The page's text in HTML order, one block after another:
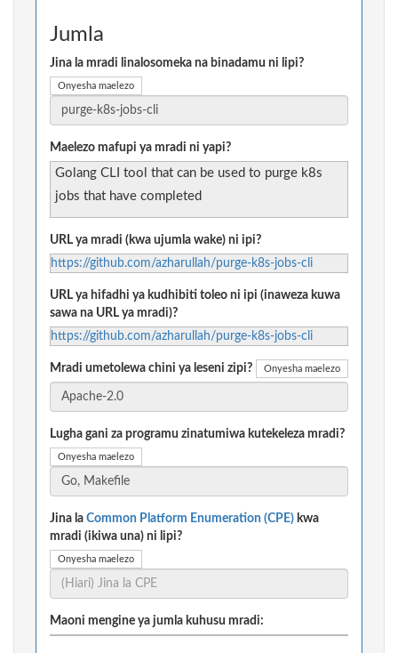
Jumla
Jina la mradi linalosomeka na binadamu ni lipi?
Onyesha maelezo
Maelezo mafupi ya mradi ni yapi?
Golang CLI tool that can be used to purge k8s
jobs that have completed
URL ya mradi (kwa ujumla wake) ni ipi?
https://github.com/azharullah/purge-k8s-jobs-cli
URL ya hifadhi ya kudhibiti toleo ni ipi (inaweza kuwa
sawa na URL ya mradi)?
https://github.com/azharullah/purge-k8s-jobs-cli
Mradi umetolewa chini ya leseni zipi? Onyesha maelezo
Lugha gani za programu zinatumiwa kutekeleza mradi?
Onyesha maelezo
Jina la Common Platform Enumeration (CPE) kwa
mradi (ikiwa una) ni lipi?
Onyesha maelezo
Maoni mengine ya jumla kuhusu mradi: